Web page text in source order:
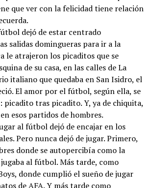
que ver con la felicidad tiene relación
dejó de estar centrado
salidas domingueras para ir a la
le atrajeron los picaditos que se
de su casa, en las calles de La
italiano que quedaba en San Isidro, el
El amor por el fútbol, según ella, se
picadito tras picadito. Y, ya de chiquita,
esos partidos de hombres.
al fútbol dejó de encajar en los
Pero nunca dejó de jugar. Primero,
donde se autopercibía como la
al fútbol. Más tarde, como
donde cumplió el sueño de jugar
de AFA. Y más tarde como